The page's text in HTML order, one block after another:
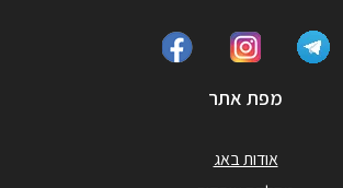
מפת אתר
אודות באג